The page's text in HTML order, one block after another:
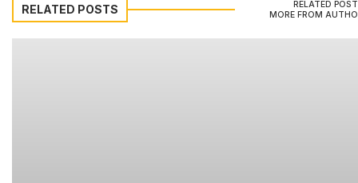
RELATED POSTS
RELATED
MORE FROM